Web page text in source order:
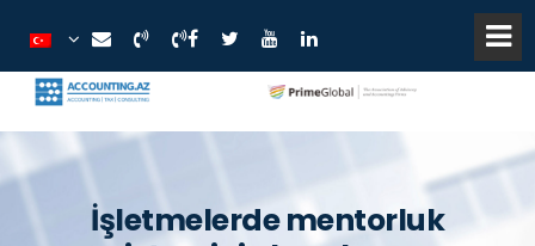
İşletmelerde mentorluk